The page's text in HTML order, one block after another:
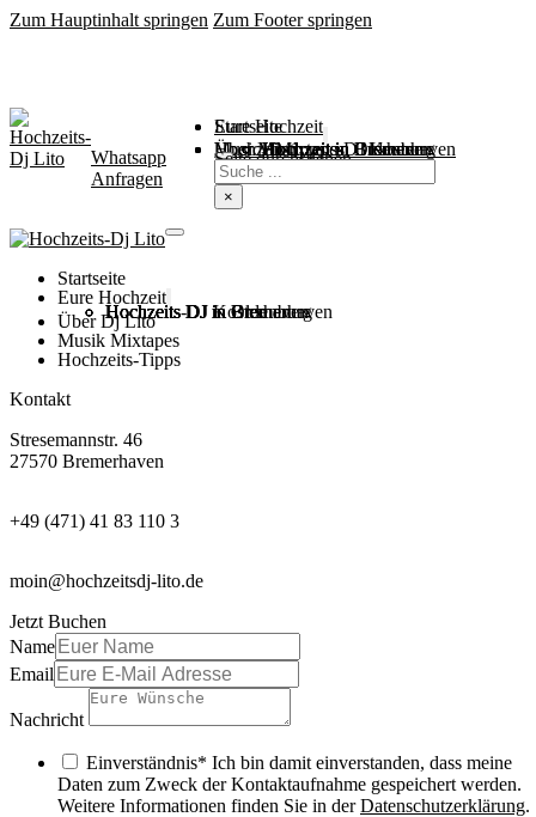
Zum Hauptinhalt springen Zum Footer springen
Startseite
Eure Hochzeit
Hochzeit in Bremen
Hochzeit in Bremerhaven
Hochzeit in Cuxhaven
Hochzeit in Oldenburg
Hochzeits-DJ Kosten
Über Mich
Music / Mixtapes
Hochzeitstipps
Seite durchsuchen
Suchen
×
Whatsapp
Anfragen
Startseite
Eure Hochzeit
Hochzeits DJ in Bremen
Hochzeits DJ in Bremerhaven
Hochzeits DJ in Cuxhaven
Hochzeits DJ in Oldenburg
Hochzeits-DJ Kosten
Über Dj Lito
Musik Mixtapes
Hochzeits-Tipps
Kontakt
Stresemannstr. 46
27570 Bremerhaven
+49 (471) 41 83 110 3
moin@hochzeitsdj-lito.de
Jetzt Buchen
Name
Email
Nachricht
Einverständnis* Ich bin damit einverstanden, dass meine
Daten zum Zweck der Kontaktaufnahme gespeichert werden.
Weitere Informationen finden Sie in derDatenschutzerklärung.